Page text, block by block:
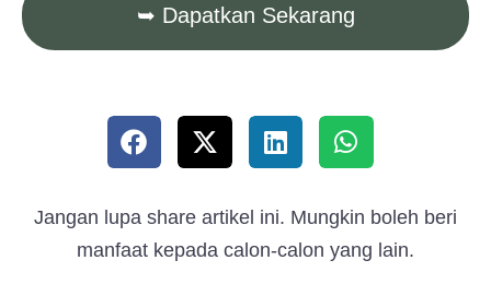
➥ Dapatkan Sekarang
Jangan lupa share artikel ini. Mungkin boleh beri
manfaat kepada calon-calon yang lain.